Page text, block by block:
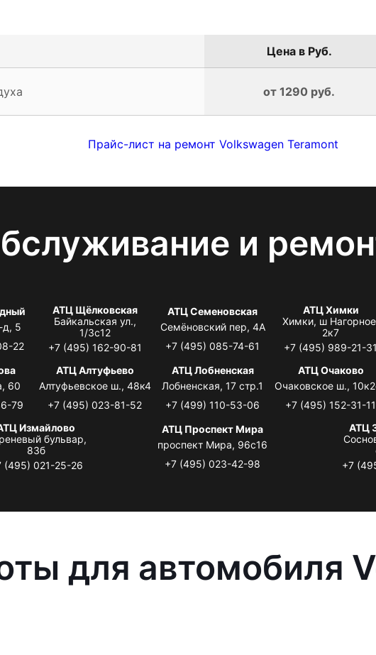
Цена в Руб.
от 1290 руб.
Прайс-лист на ремонт Volkswagen Teramont
и
д, 5
22
АТЦ Щёлковская
Байкальская ул.,
1/3с12
+7 (495) 162-90-81
АТЦ Семеновская
Семёновский пер, 4А
+7 (495) 085-74-61
АТЦ Химки
Химки, ш
2к7
+7 (495) 989-21-31
60
79
АТЦ Алтуфьево
Алтуфьевское ш., 48к4
+7 (495) 023-81-52
АТЦ Лобненская
Лобненская, 17 стр.1
+7 (499) 110-53-06
АТЦ Очаково
Очаковское ш.,
+7 (495) 152-31-11
Измайлово
бульвар,
83б
(495) 021-25-26
АТЦ Проспект Мира
проспект Мира, 96с16
+7 (495) 023-42-98
АТЦ
+7
для автомобиля